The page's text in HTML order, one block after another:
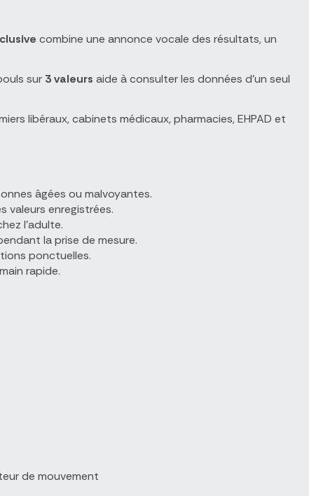
combine une annonce vocale des résultats, un
sur 3 valeurs aide à consulter les données d'un seul
libéraux, cabinets médicaux, pharmacies, EHPAD et
âgées ou malvoyantes.
valeurs enregistrées.
l'adulte.
la prise de mesure.
ponctuelles.
rapide.
de mouvement